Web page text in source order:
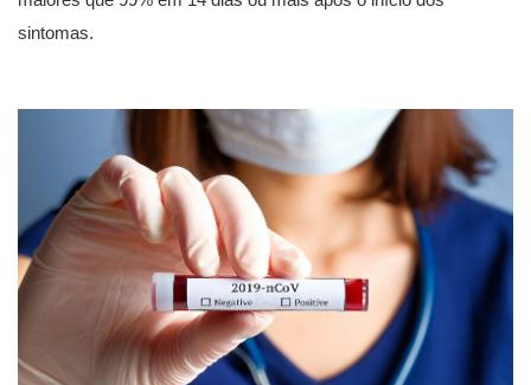
sintomas.